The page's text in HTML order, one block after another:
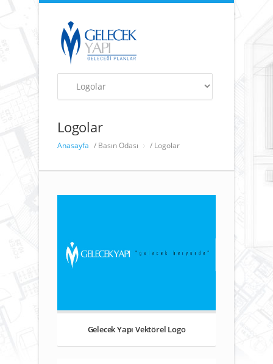
Logolar
Anasayfa / Basın Odası / Logolar
Gelecek Yapı Vektörel Logo